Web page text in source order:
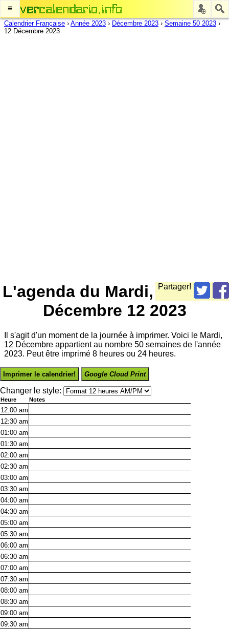
≡
Calendrier Française › Année 2023 › Décembre 2023 › Semaine 50 2023 ›
12 Décembre 2023
Partager!
L'agenda du Mardi,
Décembre 12 2023
Il s'agit d'un moment de la journée à imprimer. Voici le Mardi,
12 Décembre appartient au nombre 50 semaines de l'année
2023. Peut être imprimé 8 heures ou 24 heures.
Imprimer le calendrier! Google Cloud Print
Changer le style:
Heure Notes
12:00 am
12:30 am
01:00 am
01:30 am
02:00 am
02:30 am
03:00 am
03:30 am
04:00 am
04:30 am
05:00 am
05:30 am
06:00 am
06:30 am
07:00 am
07:30 am
08:00 am
08:30 am
09:00 am
09:30 am